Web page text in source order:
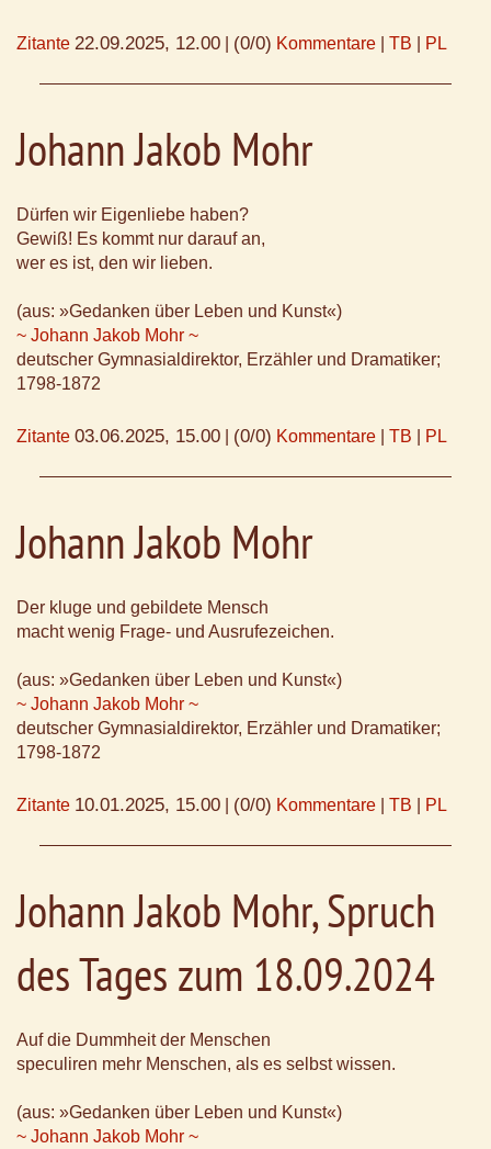
Zitante 22.09.2025, 12.00 (0/0) Kommentare TB PL
Johann Jakob Mohr
Dürfen wir Eigenliebe haben?
Gewiß! Es kommt nur darauf an,
wer es ist, den wir lieben.
(aus: »Gedanken über Leben und Kunst«)
~ Johann Jakob Mohr ~
deutscher Gymnasialdirektor, Erzähler und Dramatiker;
1798-1872
Zitante 03.06.2025, 15.00 (0/0) Kommentare TB PL
Johann Jakob Mohr
Der kluge und gebildete Mensch
macht wenig Frage- und Ausrufezeichen.
(aus: »Gedanken über Leben und Kunst«)
~ Johann Jakob Mohr ~
deutscher Gymnasialdirektor, Erzähler und Dramatiker;
1798-1872
Zitante 10.01.2025, 15.00 (0/0) Kommentare TB PL
Johann Jakob Mohr, Spruch
des Tages zum 18.09.2024
Auf die Dummheit der Menschen
speculiren mehr Menschen, als es selbst wissen.
(aus: »Gedanken über Leben und Kunst«)
~ Johann Jakob Mohr ~